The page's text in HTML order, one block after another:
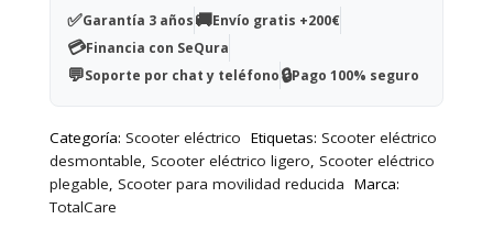
Bora-
Bora
cantidad
✅Garantía 3 años🚚Envío gratis +200€
💳Financia con SeQura
💬Soporte por chat y teléfono🔒Pago 100% seguro
Categoría: Scooter eléctrico Etiquetas: Scooter eléctrico
desmontable, Scooter eléctrico ligero, Scooter eléctrico
plegable, Scooter para movilidad reducida Marca:
TotalCare